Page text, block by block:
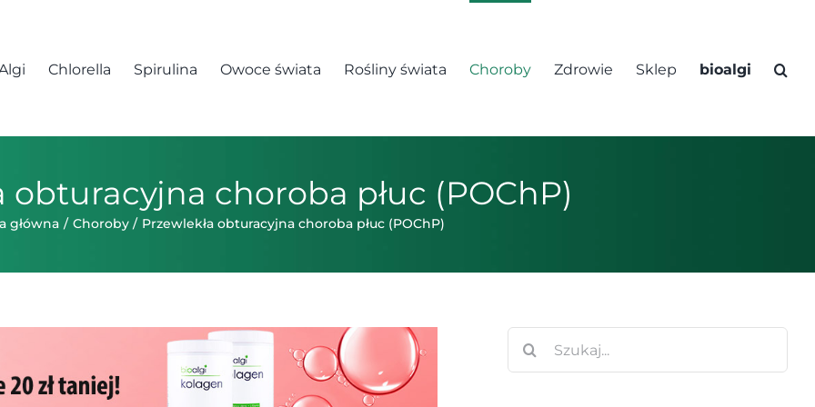
Chlorella Spirulina Owoce świata Rośliny świata Choroby Zdrowie Sklep bioalgi
obturacyjna choroba płuc (POChP)
główna Choroby Przewlekła obturacyjna choroba płuc (POChP)